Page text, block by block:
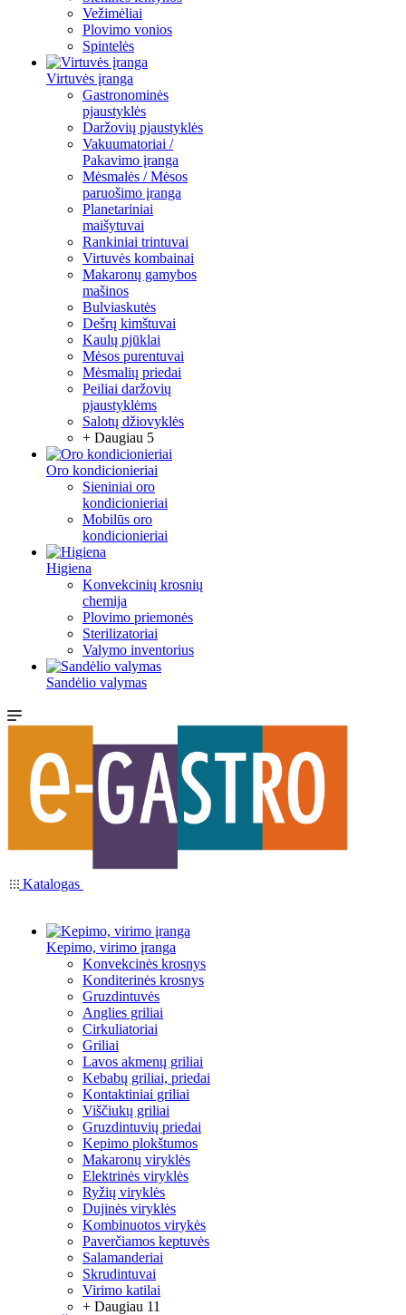
Vežimėliai
Plovimo vonios
Spintelės
Virtuvės įranga
Gastronominės
pjaustyklės
Daržovių pjaustyklės
Vakuumatoriai /
Pakavimo įranga
Mėsmalės / Mėsos
paruošimo įranga
Planetariniai
maišytuvai
Rankiniai trintuvai
Virtuvės kombainai
Makaronų gamybos
mašinos
Bulviaskutės
Dešrų kimštuvai
Kaulų pjūklai
Mėsos purentuvai
Mėsmalių priedai
Peiliai daržovių
pjaustyklėms
Salotų džiovyklės
+ Daugiau 5
Oro kondicionieriai
Sieniniai oro
kondicionieriai
Mobilūs oro
kondicionieriai
Higiena
Konvekcinių krosnių
chemija
Plovimo priemonės
Sterilizatoriai
Valymo inventorius
Sandėlio valymas
Katalogas
Kepimo, virimo įranga
Konvekcinės krosnys
Konditerinės krosnys
Gruzdintuvės
Anglies griliai
Cirkuliatoriai
Griliai
Lavos akmenų griliai
Kebabų griliai, priedai
Kontaktiniai griliai
Viščiukų griliai
Gruzdintuvių priedai
Kepimo plokštumos
Makaronų viryklės
Elektrinės viryklės
Ryžių viryklės
Dujinės viryklės
Kombinuotos virykės
Paverčiamos keptuvės
Salamanderiai
Skrudintuvai
Virimo katilai
+ Daugiau 11